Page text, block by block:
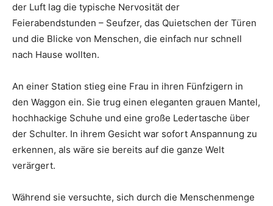
der Luft lag die typische Nervosität der
Feierabendstunden – Seufzer, das Quietschen der Türen
und die Blicke von Menschen, die einfach nur schnell
nach Hause wollten.
An einer Station stieg eine Frau in ihren Fünfzigern in
den Waggon ein. Sie trug einen eleganten grauen Mantel,
hochhackige Schuhe und eine große Ledertasche über
der Schulter. In ihrem Gesicht war sofort Anspannung zu
erkennen, als wäre sie bereits auf die ganze Welt
verärgert.
Während sie versuchte, sich durch die Menschenmenge